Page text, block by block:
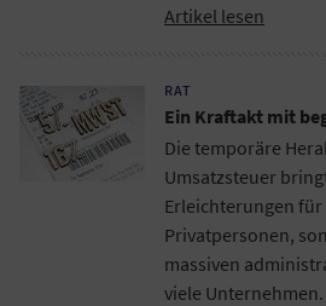
Artikel lesen
RAT
Ein Kraftakt mit
Die temporäre
Umsatzsteuer
Erleichterungen
Privatpersonen,
massiven
viele